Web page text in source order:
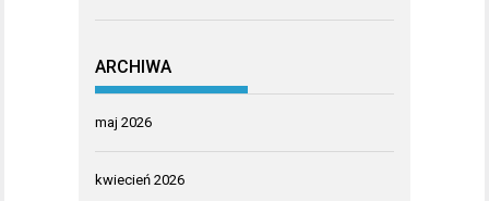
ARCHIWA
maj 2026
kwiecień 2026